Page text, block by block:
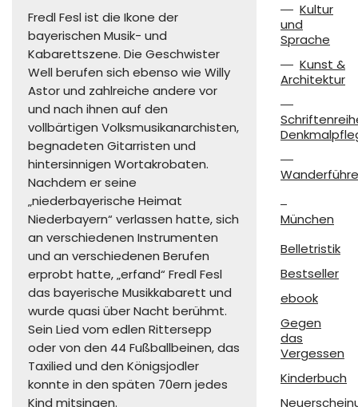
Fredl Fesl ist die Ikone der
bayerischen Musik- und
Kabarettszene. Die Geschwister
Well berufen sich ebenso wie Willy
Astor und zahlreiche andere vor
und nach ihnen auf den
vollbärtigen Volksmusikanarchisten,
begnadeten Gitarristen und
hintersinnigen Wortakrobaten.
Nachdem er seine
„niederbayerische Heimat
Niederbayern“ verlassen hatte, sich
an verschiedenen Instrumenten
und an verschiedenen Berufen
erprobt hatte, „erfand“ Fredl Fesl
das bayerische Musikkabarett und
wurde quasi über Nacht berühmt.
Sein Lied vom edlen Rittersepp
oder von den 44 Fußballbeinen, das
Taxilied und den Königsjodler
konnte in den späten 70ern jedes
Kind mitsingen.
Kultur
und
Sprache
Kunst &
Architektur
München
Belletristik
Bestseller
ebook
Gegen
das
Vergessen
Kinderbuch